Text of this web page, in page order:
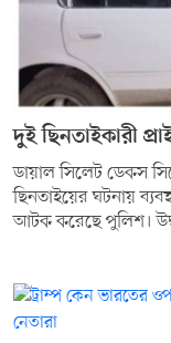
দুই ছিনতাইকারী
ডায়াল সিলেট ডেকস
ছিনতাইয়ের ঘটনায়
আটক করেছে পুলিশ।